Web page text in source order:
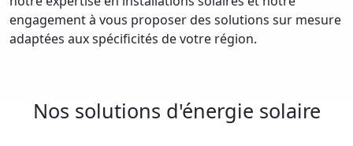
engagement à vous proposer des solutions sur mesure
adaptées aux spécificités de votre région.
Nos solutions d'énergie solaire